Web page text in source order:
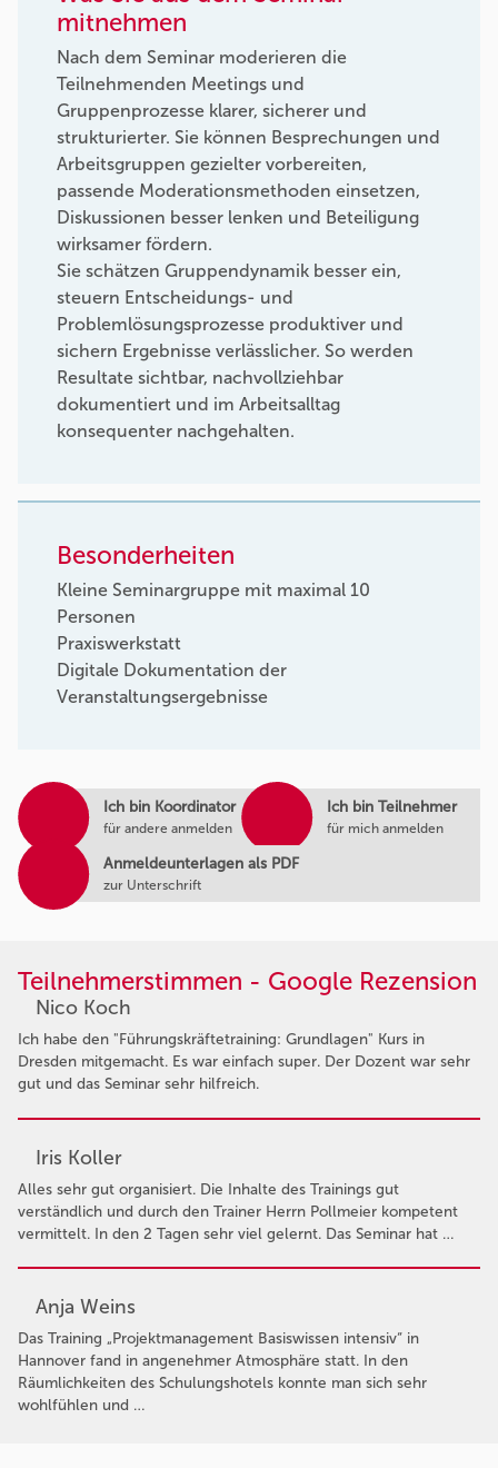
Ich bin Koordinator
für andere anmelden
Ich bin Teilnehmer
für mich anmelden
Anmeldeunterlagen als PDF
zur Unterschrift
mitnehmen
Nach dem Seminar moderieren die
Teilnehmenden Meetings und
Gruppenprozesse klarer, sicherer und
strukturierter. Sie können Besprechungen und
Arbeitsgruppen gezielter vorbereiten,
passende Moderationsmethoden einsetzen,
Diskussionen besser lenken und Beteiligung
wirksamer fördern.
Sie schätzen Gruppendynamik besser ein,
steuern Entscheidungs- und
Problemlösungsprozesse produktiver und
sichern Ergebnisse verlässlicher. So werden
Resultate sichtbar, nachvollziehbar
dokumentiert und im Arbeitsalltag
konsequenter nachgehalten.
Besonderheiten
Kleine Seminargruppe mit maximal 10
Personen
Praxiswerkstatt
Digitale Dokumentation der
Veranstaltungsergebnisse
Teilnehmerstimmen - Google Rezension
Nico Koch
Ich habe den "Führungskräftetraining: Grundlagen" Kurs in
Dresden mitgemacht. Es war einfach super. Der Dozent war sehr
gut und das Seminar sehr hilfreich.
Iris Koller
Alles sehr gut organisiert. Die Inhalte des Trainings gut
verständlich und durch den Trainer Herrn Pollmeier kompetent
vermittelt. In den 2 Tagen sehr viel gelernt. Das Seminar hat …
Anja Weins
Das Training „Projektmanagement Basiswissen intensiv“ in
Hannover fand in angenehmer Atmosphäre statt. In den
Räumlichkeiten des Schulungshotels konnte man sich sehr
wohlfühlen und …